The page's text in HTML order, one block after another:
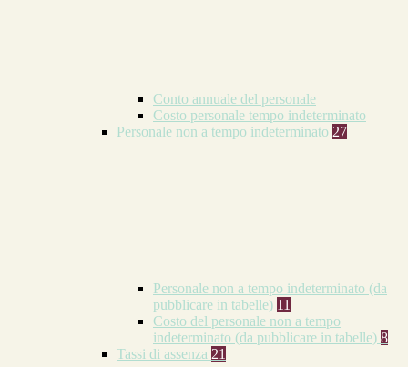
Conto annuale del personale
Costo personale tempo indeterminato
Personale non a tempo indeterminato 27
Personale non a tempo indeterminato (da
pubblicare in tabelle) 11
Costo del personale non a tempo
indeterminato (da pubblicare in tabelle) 8
Tassi di assenza 21